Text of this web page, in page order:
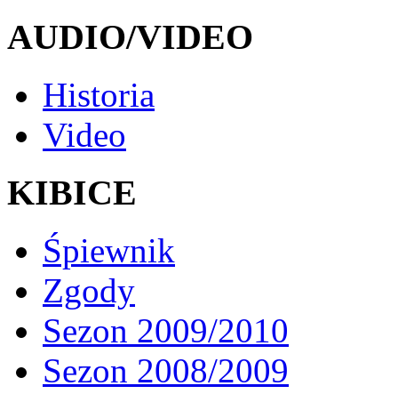
AUDIO/VIDEO
Historia
Video
KIBICE
Śpiewnik
Zgody
Sezon 2009/2010
Sezon 2008/2009